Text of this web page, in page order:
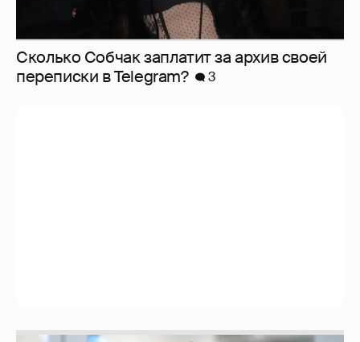
Сколько Собчак заплатит за архив своей
перeписки в Telegram?
3